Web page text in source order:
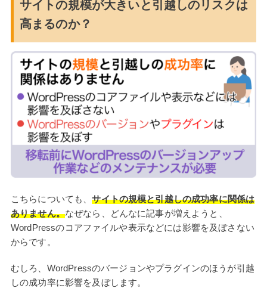
サイトの規模が大きいと引越しのリスクは
高まるのか？
こちらについても、サイトの規模と引越しの成功率に関係は
ありません。なぜなら、どんなに記事が増えようと、
WordPressのコアファイルや表示などには影響を及ぼさない
からです。
むしろ、WordPressのバージョンやプラグインのほうが引越
しの成功率に影響を及ぼします。